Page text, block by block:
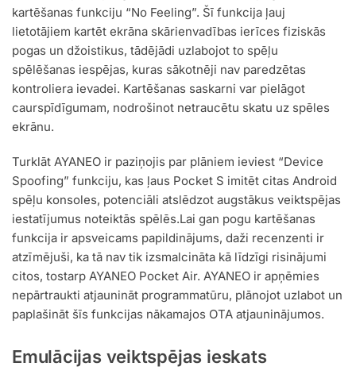
kartēšanas funkciju “No Feeling”. Šī funkcija ļauj
lietotājiem kartēt ekrāna skārienvadības ierīces fiziskās
pogas un džoistikus, tādējādi uzlabojot to spēļu
spēlēšanas iespējas, kuras sākotnēji nav paredzētas
kontroliera ievadei. Kartēšanas saskarni var pielāgot
caurspīdīgumam, nodrošinot netraucētu skatu uz spēles
ekrānu.
Turklāt AYANEO ir paziņojis par plāniem ieviest “Device
Spoofing” funkciju, kas ļaus Pocket S imitēt citas Android
spēļu konsoles, potenciāli atslēdzot augstākus veiktspējas
iestatījumus noteiktās spēlēs.Lai gan pogu kartēšanas
funkcija ir apsveicams papildinājums, daži recenzenti ir
atzīmējuši, ka tā nav tik izsmalcināta kā līdzīgi risinājumi
citos, tostarp AYANEO Pocket Air. AYANEO ir apņēmies
nepārtraukti atjaunināt programmatūru, plānojot uzlabot un
paplašināt šīs funkcijas nākamajos OTA atjauninājumos.
Emulācijas veiktspējas ieskats